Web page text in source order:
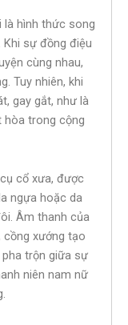
hình thức song
sự đồng điệu
cùng nhau,
Tuy nhiên, khi
gay gắt, như là
hòa trong cộng
cổ xưa, được
ngựa hoặc da
Âm thanh của
cồng xướng tạo
trộn giữa sự
niên nam nữ